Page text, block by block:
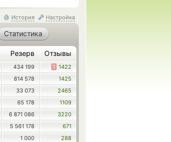
История Настройка
Статистика
Резерв Отзывы
434 199 1 1422
814 578
1425
33 073
2465
65 178
1109
6 871 086
3220
5 561 178
671
1 000
288